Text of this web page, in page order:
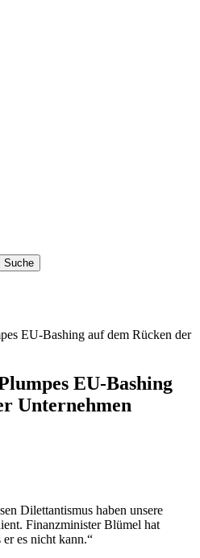
EU-Bashing auf dem Rücken der
EU-Bashing
Unternehmen
Dilettantismus haben unsere
Finanzminister Blümel hat
es nicht kann.“